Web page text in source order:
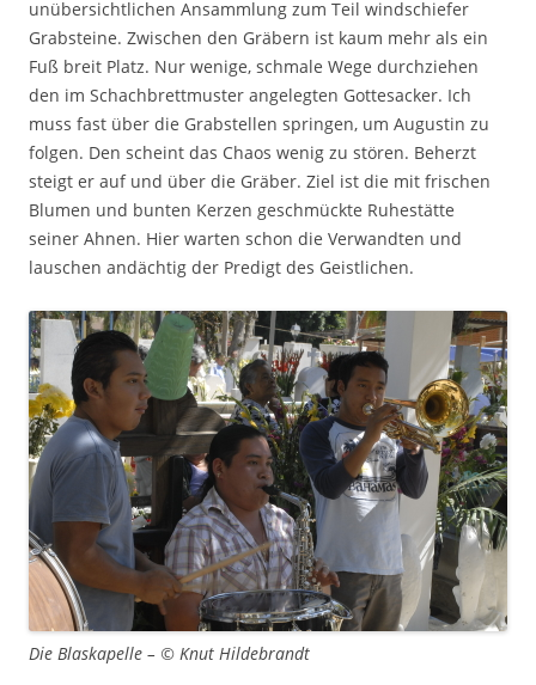
unübersichtlichen Ansammlung zum Teil windschiefer
Grabsteine. Zwischen den Gräbern ist kaum mehr als ein
Fuß breit Platz. Nur wenige, schmale Wege durchziehen
den im Schachbrettmuster angelegten Gottesacker. Ich
muss fast über die Grabstellen springen, um Augustin zu
folgen. Den scheint das Chaos wenig zu stören. Beherzt
steigt er auf und über die Gräber. Ziel ist die mit frischen
Blumen und bunten Kerzen geschmückte Ruhestätte
seiner Ahnen. Hier warten schon die Verwandten und
lauschen andächtig der Predigt des Geistlichen.
Die Blaskapelle – © Knut Hildebrandt